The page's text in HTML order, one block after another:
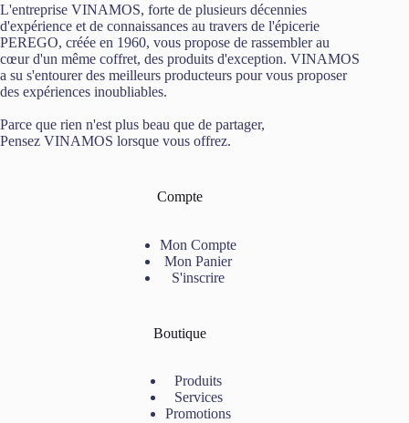
L'entreprise VINAMOS, forte de plusieurs décennies
d'expérience et de connaissances au travers de l'épicerie
PEREGO, créée en 1960, vous propose de rassembler au
cœur d'un même coffret, des produits d'exception. VINAMOS
a su s'entourer des meilleurs producteurs pour vous proposer
des expériences inoubliables.
Parce que rien n'est plus beau que de partager,
Pensez VINAMOS lorsque vous offrez.
Compte
Mon Compte
Mon Panier
S'inscrire
Boutique
Produits
Services
Promotions